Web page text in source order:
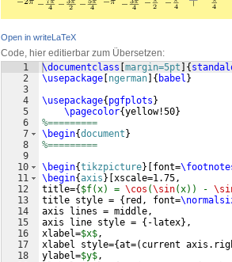
Open in writeLaTeX
Code, hier editierbar zum Übersetzen:
1
2
3
4
5
6
7
8
9
10
11
12
13
14
15
16
17
18
\documentclass margin=5pt {
\usepackage ngerman { babel }
\usepackage{ pgfplots }
\pagecolor{yellow!50}
%=========
\begin{document }
%=========
\begin{tikzpicture} font=
\begin{axis } xscale=1.75,
title={ $f(x) = \cos (\sin(x)) -
title style = { red, font=
axis lines = middle,
axis line style = { -latex} ,
xlabel=$x$,
xlabel style={at=( current
ylabel=$y$,